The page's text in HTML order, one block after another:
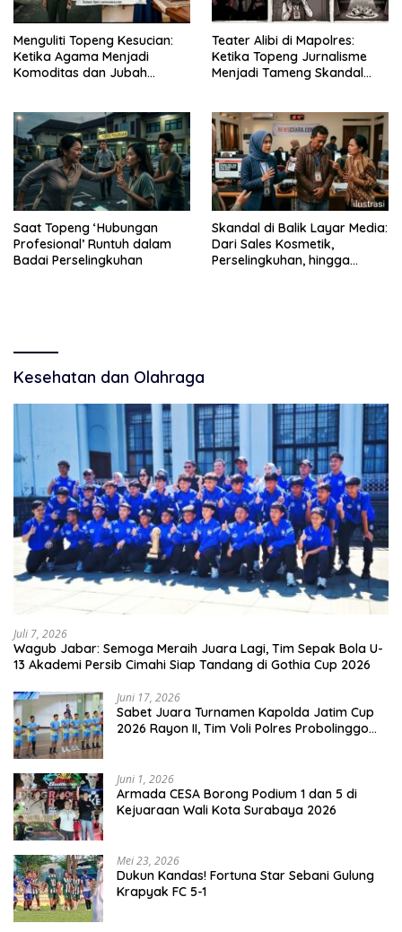
Menguliti Topeng Kesucian:
Ketika Agama Menjadi
Komoditas dan Jubah
Teater Alibi di Mapolres:
Ketika Topeng Jurnalisme
Menjadi Tameng Skandal
Saat Topeng ‘Hubungan
Profesional’ Runtuh dalam
Badai Perselingkuhan
Skandal di Balik Layar Media:
Dari Sales Kosmetik,
Perselingkuhan, hingga
Kesehatan dan Olahraga
Juli 7, 2026
Wagub Jabar: Semoga Meraih Juara Lagi, Tim Sepak Bola U-
13 Akademi Persib Cimahi Siap Tandang di Gothia Cup 2026
Juni 17, 2026
Sabet Juara Turnamen Kapolda Jatim Cup
2026 Rayon II, Tim Voli Polres Probolinggo
Juni 1, 2026
Armada CESA Borong Podium 1 dan 5 di
Kejuaraan Wali Kota Surabaya 2026
Mei 23, 2026
Dukun Kandas! Fortuna Star Sebani Gulung
Krapyak FC 5-1